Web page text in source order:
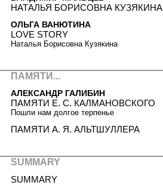
НАТАЛЬЯ БОРИСОВНА КУЗЯКИНА
ОЛЬГА ВАНЮТИНА
LOVE STORY
Наталья Борисовна Кузякина
ПАМЯТИ...
АЛЕКСАНДР ГАЛИБИН
ПАМЯТИ Е. С. КАЛМАНОВСКОГО
Пошли нам долгое терпенье
ПАМЯТИ А. Я. АЛЬТШУЛЛЕРА
SUMMARY
SUMMARY